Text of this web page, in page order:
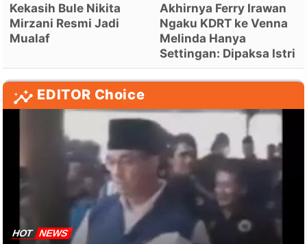
Kekasih Bule Nikita
Mirzani Resmi Jadi
Mualaf
Akhirnya Ferry Irawan
Ngaku KDRT ke Venna
Melinda Hanya
Settingan: Dipaksa Istri
EDITOR Choice
HOT NEWS